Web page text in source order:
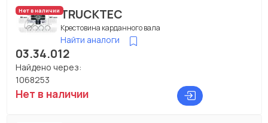
Нет в наличииTRUCKTEC
Крестовина карданного вала
Найти аналоги
03.34.012
Найдено через:
1068253
Нет в наличии